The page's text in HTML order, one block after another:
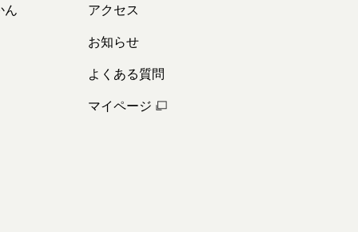
ん
アクセス
お知らせ
よくある質問
マイページ